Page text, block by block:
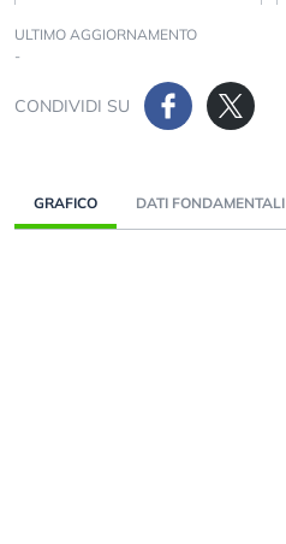
ULTIMO AGGIORNAMENTO
-
CONDIVIDI SU
GRAFICO DATI FONDAMENTALI